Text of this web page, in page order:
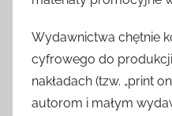
Wydawnictwa chętnie
cyfrowego do
nakładach (tzw. „print
autorom i małym